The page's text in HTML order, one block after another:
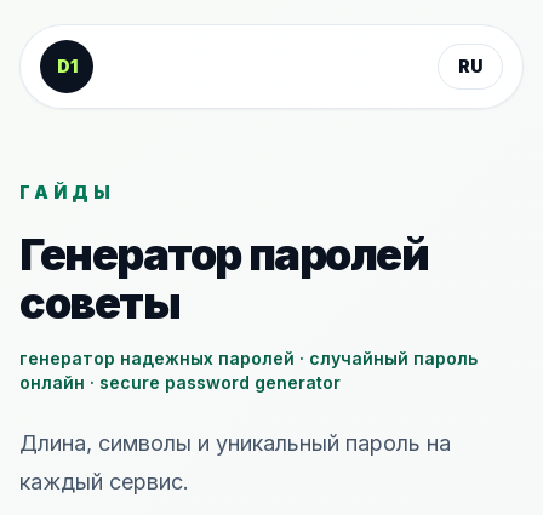
К содержанию
D1
RU
ГАЙДЫ
Генератор паролей
советы
генератор надежных паролей · случайный пароль
онлайн · secure password generator
Длина, символы и уникальный пароль на
каждый сервис.